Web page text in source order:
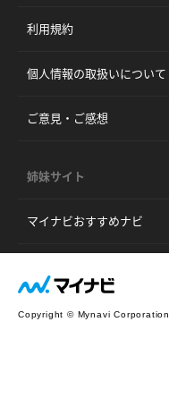
利用規約
個人情報の取扱いについて
ご意見・ご感想
姉妹サイト
マイナビおすすめナビ
Copyright © Mynavi Corporation